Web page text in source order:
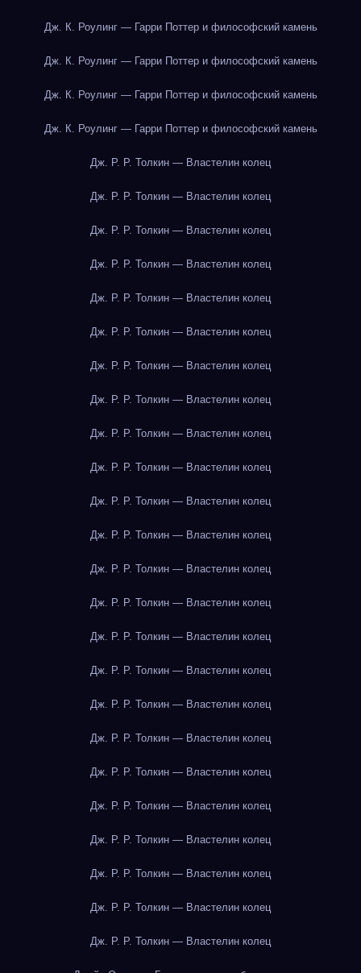
Дж. К. Роулинг — Гарри Поттер и философский камень
Дж. К. Роулинг — Гарри Поттер и философский камень
Дж. К. Роулинг — Гарри Поттер и философский камень
Дж. К. Роулинг — Гарри Поттер и философский камень
Дж. Р. Р. Толкин — Властелин колец
Дж. Р. Р. Толкин — Властелин колец
Дж. Р. Р. Толкин — Властелин колец
Дж. Р. Р. Толкин — Властелин колец
Дж. Р. Р. Толкин — Властелин колец
Дж. Р. Р. Толкин — Властелин колец
Дж. Р. Р. Толкин — Властелин колец
Дж. Р. Р. Толкин — Властелин колец
Дж. Р. Р. Толкин — Властелин колец
Дж. Р. Р. Толкин — Властелин колец
Дж. Р. Р. Толкин — Властелин колец
Дж. Р. Р. Толкин — Властелин колец
Дж. Р. Р. Толкин — Властелин колец
Дж. Р. Р. Толкин — Властелин колец
Дж. Р. Р. Толкин — Властелин колец
Дж. Р. Р. Толкин — Властелин колец
Дж. Р. Р. Толкин — Властелин колец
Дж. Р. Р. Толкин — Властелин колец
Дж. Р. Р. Толкин — Властелин колец
Дж. Р. Р. Толкин — Властелин колец
Дж. Р. Р. Толкин — Властелин колец
Дж. Р. Р. Толкин — Властелин колец
Дж. Р. Р. Толкин — Властелин колец
Дж. Р. Р. Толкин — Властелин колец